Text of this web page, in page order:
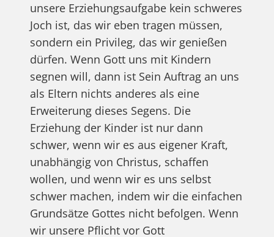
unsere Erziehungsaufgabe kein schweres
Joch ist, das wir eben tragen müssen,
sondern ein Privileg, das wir genießen
dürfen. Wenn Gott uns mit Kindern
segnen will, dann ist Sein Auftrag an uns
als Eltern nichts anderes als eine
Erweiterung dieses Segens. Die
Erziehung der Kinder ist nur dann
schwer, wenn wir es aus eigener Kraft,
unabhängig von Christus, schaffen
wollen, und wenn wir es uns selbst
schwer machen, indem wir die einfachen
Grundsätze Gottes nicht befolgen. Wenn
wir unsere Pflicht vor Gott